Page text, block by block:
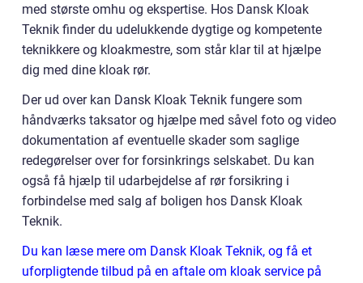
med største omhu og ekspertise. Hos Dansk Kloak
Teknik finder du udelukkende dygtige og kompetente
teknikkere og kloakmestre, som står klar til at hjælpe
dig med dine kloak rør.
Der ud over kan Dansk Kloak Teknik fungere som
håndværks taksator og hjælpe med såvel foto og video
dokumentation af eventuelle skader som saglige
redegørelser over for forsinkrings selskabet. Du kan
også få hjælp til udarbejdelse af rør forsikring i
forbindelse med salg af boligen hos Dansk Kloak
Teknik.
Du kan læse mere om Dansk Kloak Teknik, og få et
uforpligtende tilbud på en aftale om kloak service på